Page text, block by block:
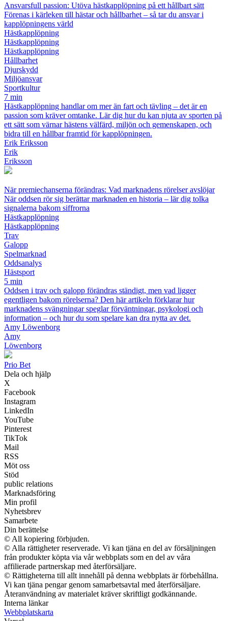
Ansvarsfull passion: Utöva hästkapplöpning på ett hållbart sätt
Förenas i kärleken till hästar och hållbarhet – så tar du ansvar i
kapplöpningens värld
Hästkapplöpning
Hästkapplöpning
Hästkapplöpning
Hållbarhet
Djurskydd
Miljöansvar
Sportkultur
7 min
Hästkapplöpning handlar om mer än fart och tävling – det är en
passion som kräver omtanke. Lär dig hur du kan njuta av sporten på
ett sätt som värnar hästens välfärd, miljön och gemenskapen, och
bidra till en hållbar framtid för kapplöpningen.
Erik Eriksson
Erik
Eriksson
När premiechanserna förändras: Vad marknadens rörelser avslöjar
När oddsen rör sig berättar marknaden en historia – lär dig tolka
signalerna bakom siffrorna
Hästkapplöpning
Hästkapplöpning
Trav
Galopp
Spelmarknad
Oddsanalys
Hästsport
5 min
Oddsen i trav och galopp förändras ständigt, men vad ligger
egentligen bakom rörelserna? Den här artikeln förklarar hur
marknadens svängningar speglar förväntningar, psykologi och
information – och hur du som spelare kan dra nytta av det.
Amy Löwenborg
Amy
Löwenborg
Prio Bet
Dela och hjälp
X
Facebook
Instagram
LinkedIn
YouTube
Pinterest
TikTok
Mail
RSS
Möt oss
Stöd
public relations
Marknadsföring
Min profil
Nyhetsbrev
Samarbete
Din berättelse
© All kopiering förbjuden.
© Alla rättigheter reserverade. Vi kan tjäna en del av försäljningen
från produkter köpta via vår webbplats som en del av våra
affilierade partnerskap med återförsäljare.
© Rättigheterna till allt innehåll på denna webbplats är förbehållna.
Vi kan tjäna pengar genom samarbetsavtal med återförsäljare.
Återanvändning av materialet kräver skriftligt godkännande.
Interna länkar
Webbplatskarta